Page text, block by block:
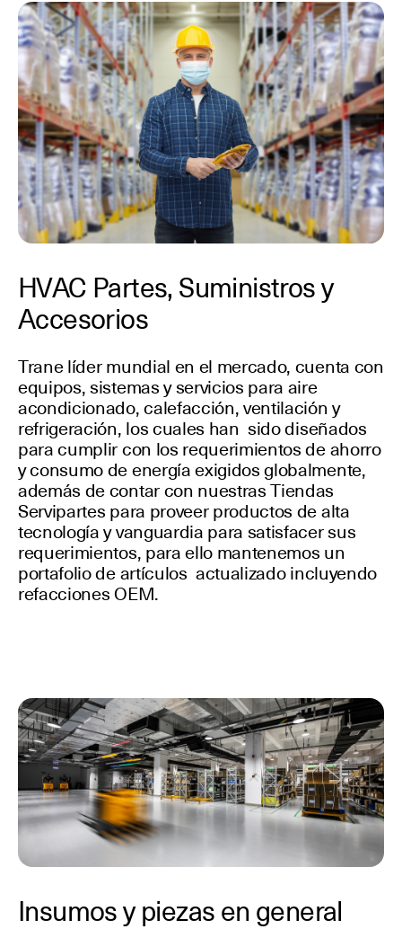
HVAC Partes, Suministros y
Accesorios
Trane líder mundial en el mercado, cuenta con
equipos, sistemas y servicios para aire
acondicionado, calefacción, ventilación y
refrigeración, los cuales han sido diseñados
para cumplir con los requerimientos de ahorro
y consumo de energía exigidos globalmente,
además de contar con nuestras Tiendas
Servipartes para proveer productos de alta
tecnología y vanguardia para satisfacer sus
requerimientos, para ello mantenemos un
portafolio de artículos actualizado incluyendo
refacciones OEM.
Insumos y piezas en general